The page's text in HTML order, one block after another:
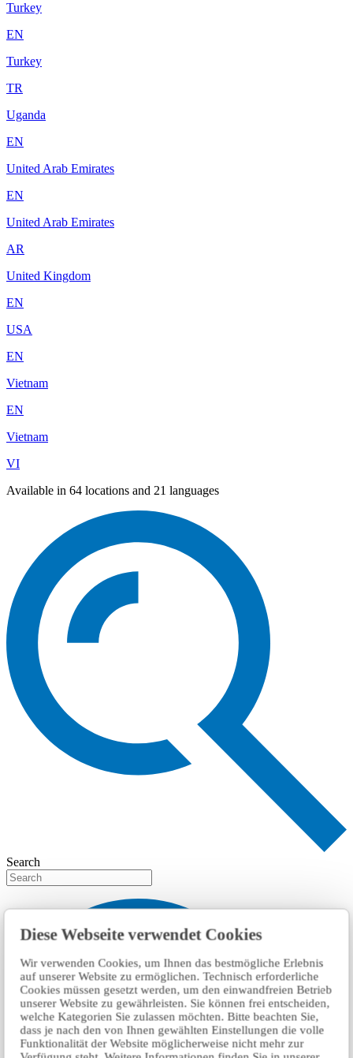
Diese Webseite verwendet Cookies
Wir verwenden Cookies, um Ihnen das bestmögliche Erlebnis
auf unserer Website zu ermöglichen. Technisch erforderliche
Cookies müssen gesetzt werden, um den einwandfreien Betrieb
unserer Website zu gewährleisten. Sie können frei entscheiden,
welche Kategorien Sie zulassen möchten. Bitte beachten Sie,
dass je nach den von Ihnen gewählten Einstellungen die volle
Funktionalität der Website möglicherweise nicht mehr zur
Turkey
EN
Turkey
TR
Uganda
EN
United Arab Emirates
EN
United Arab Emirates
AR
United Kingdom
EN
USA
EN
Vietnam
EN
Vietnam
VI
Available in 64 locations and 21 languages
Search